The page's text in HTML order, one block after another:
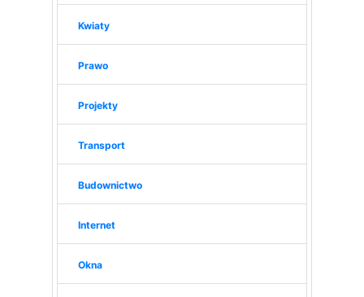
Kwiaty
Prawo
Projekty
Transport
Budownictwo
Internet
Okna